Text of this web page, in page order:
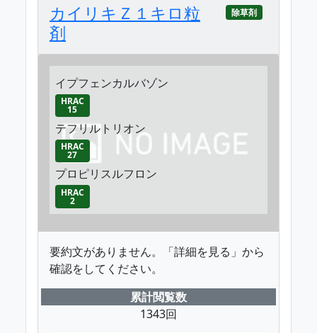
カイリキＺ１キロ粒
剤
除草剤
イプフェンカルバゾン
HRAC
15
テフリルトリオン
HRAC
27
プロピリスルフロン
HRAC
2
要約文がありません。「詳細を見る」から
確認をしてください。
累計閲覧数
1343回